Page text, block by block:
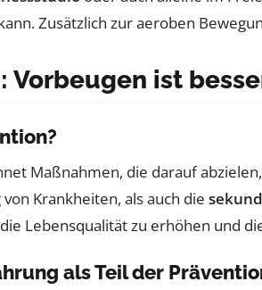
Zusätzlich zur aeroben
Vorbeugen ist
Maßnahmen, die darauf
Krankheiten, als auch die
Lebensqualität zu erhöhen und
als Teil der